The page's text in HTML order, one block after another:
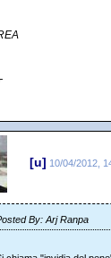
[u] 10/04/2012,
By: Arj Ranpa